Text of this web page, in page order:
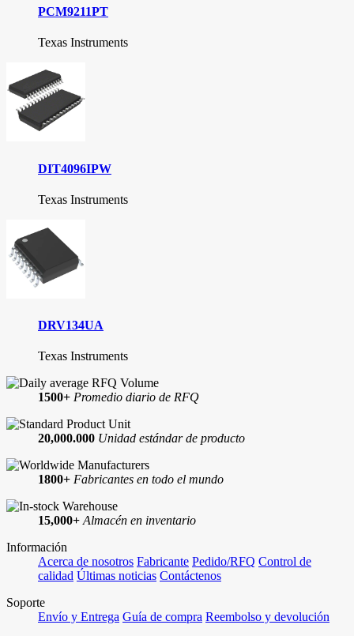
PCM9211PT
Texas Instruments
DIT4096IPW
Texas Instruments
DRV134UA
Texas Instruments
1500+ Promedio diario de RFQ
20,000.000 Unidad estándar de producto
1800+ Fabricantes en todo el mundo
15,000+ Almacén en inventario
Información
Acerca de nosotros Fabricante Pedido/RFQ Control de
calidad Últimas noticias Contáctenos
Soporte
Envío y Entrega Guía de compra Reembolso y devolución